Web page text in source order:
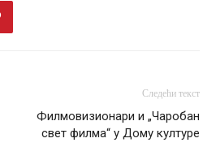
Следећи текст
Филмовизионари и „Чаробан
свет филма“ у Дому културе